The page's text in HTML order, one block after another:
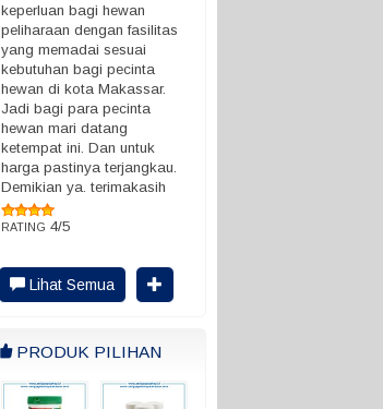
keperluan bagi hewan
peliharaan dengan fasilitas
yang memadai sesuai
kebutuhan bagi pecinta
hewan di kota Makassar.
Jadi bagi para pecinta
hewan mari datang
ketempat ini. Dan untuk
harga pastinya terjangkau.
Demikian ya. terimakasih
RATING 4/5
Lihat Semua
PRODUK PILIHAN